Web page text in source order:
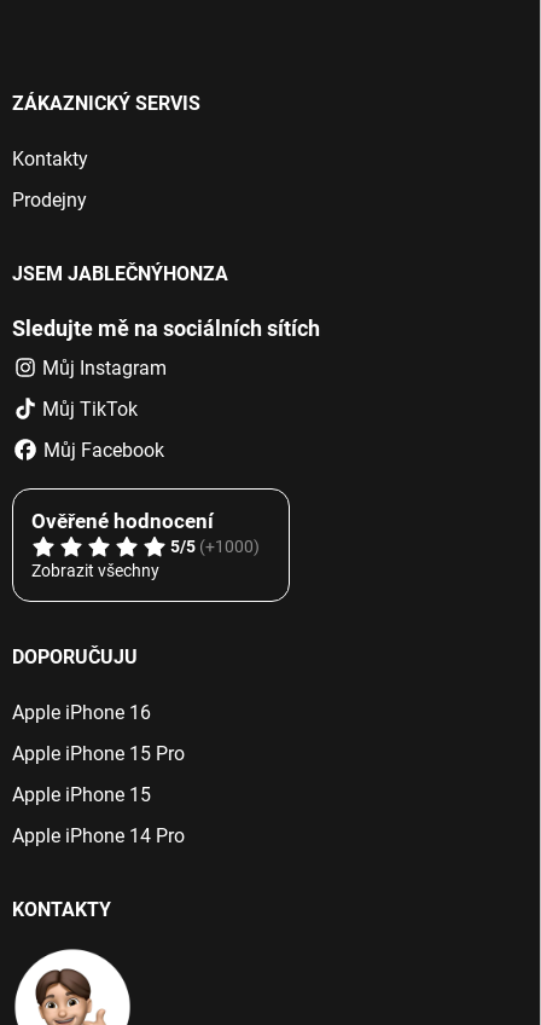
ZÁKAZNICKÝ SERVIS
Kontakty
Prodejny
JSEM JABLEČNÝHONZA
Sledujte mě na sociálních sítích
Můj Instagram
Můj TikTok
Můj Facebook
Ověřené hodnocení
5/5 (+1000)
Zobrazit všechny
DOPORUČUJU
Apple iPhone 16
Apple iPhone 15 Pro
Apple iPhone 15
Apple iPhone 14 Pro
KONTAKTY